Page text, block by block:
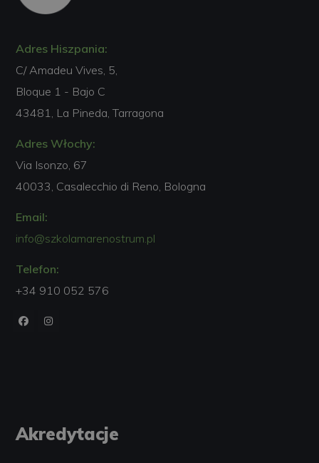
Adres Hiszpania:
C/ Amadeu Vives, 5,
Bloque 1 - Bajo C
43481, La Pineda, Tarragona
Adres Włochy:
Via Isonzo, 67
40033, Casalecchio di Reno, Bologna
Email:
info@szkolamarenostrum.pl
Telefon:
+34 910 052 576
Akredytacje